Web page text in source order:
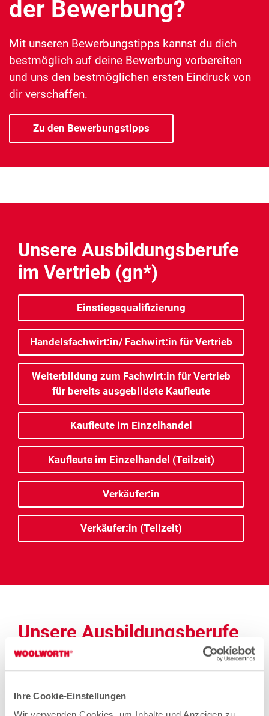
Ihre Cookie-Einstellungen
der Bewerbung?
Mit unseren Bewerbungstipps kannst du dich
bestmöglich auf deine Bewerbung vorbereiten
und uns den bestmöglichen ersten Eindruck von
dir verschaffen.
Zu den Bewerbungstipps
Unsere Ausbildungsberufe
im Vertrieb (gn*)
Einstiegsqualifizierung
Handelsfachwirt:in/ Fachwirt:in für Vertrieb
Weiterbildung zum Fachwirt:in für Vertrieb
für bereits ausgebildete Kaufleute
Kaufleute im Einzelhandel
Kaufleute im Einzelhandel (Teilzeit)
Verkäufer:in
Verkäufer:in (Teilzeit)
Unsere Ausbildungsberufe
in der Zentrale (gn*)
Business Administration